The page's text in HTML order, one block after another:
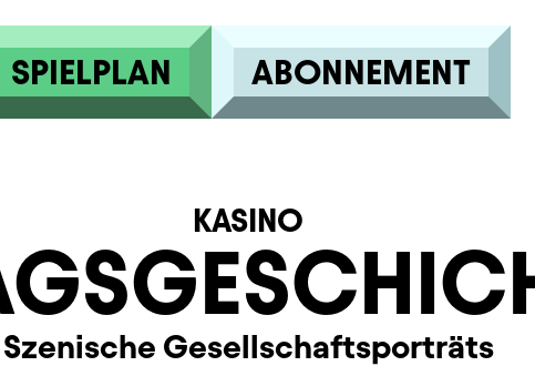
SPIELPLAN ABONNEMENT
KASINO
Szenische Gesellschaftsporträts